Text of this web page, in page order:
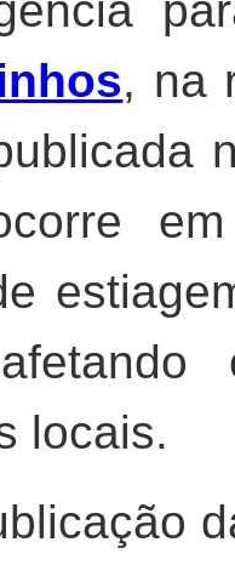
, na
locais.